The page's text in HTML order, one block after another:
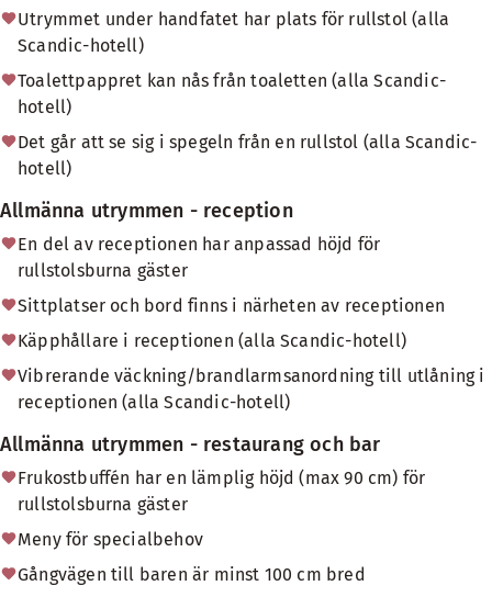
Utrymmet under handfatet har plats för rullstol (alla
Scandic-hotell)
Toalettpappret kan nås från toaletten (alla Scandic-
hotell)
Det går att se sig i spegeln från en rullstol (alla Scandic-
hotell)
Allmänna utrymmen - reception
En del av receptionen har anpassad höjd för
rullstolsburna gäster
Sittplatser och bord finns i närheten av receptionen
Käpphållare i receptionen (alla Scandic-hotell)
Vibrerande väckning/brandlarmsanordning till utlåning i
receptionen (alla Scandic-hotell)
Allmänna utrymmen - restaurang och bar
Frukostbuffén har en lämplig höjd (max 90 cm) för
rullstolsburna gäster
Meny för specialbehov
Gångvägen till baren är minst 100 cm bred